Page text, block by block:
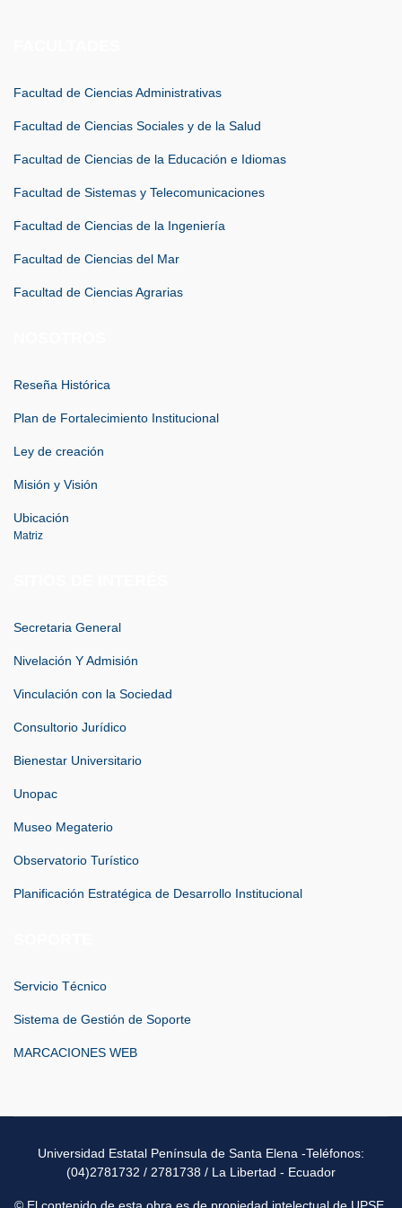
Facultad de Ciencias Administrativas
Facultad de Ciencias Sociales y de la Salud
Facultad de Ciencias de la Educación e Idiomas
Facultad de Sistemas y Telecomunicaciones
Facultad de Ciencias de la Ingeniería
Facultad de Ciencias del Mar
Facultad de Ciencias Agrarias
Reseña Histórica
Plan de Fortalecimiento Institucional
Ley de creación
Misión y Visión
Ubicación
Matriz
Secretaria General
Nivelación Y Admisión
Vinculación con la Sociedad
Consultorio Jurídico
Bienestar Universitario
Unopac
Museo Megaterio
Observatorio Turístico
Planificación Estratégica de Desarrollo Institucional
Servicio Técnico
Sistema de Gestión de Soporte
MARCACIONES WEB
Universidad Estatal Península de Santa Elena -Teléfonos:
(04)2781732 / 2781738 / La Libertad - Ecuador